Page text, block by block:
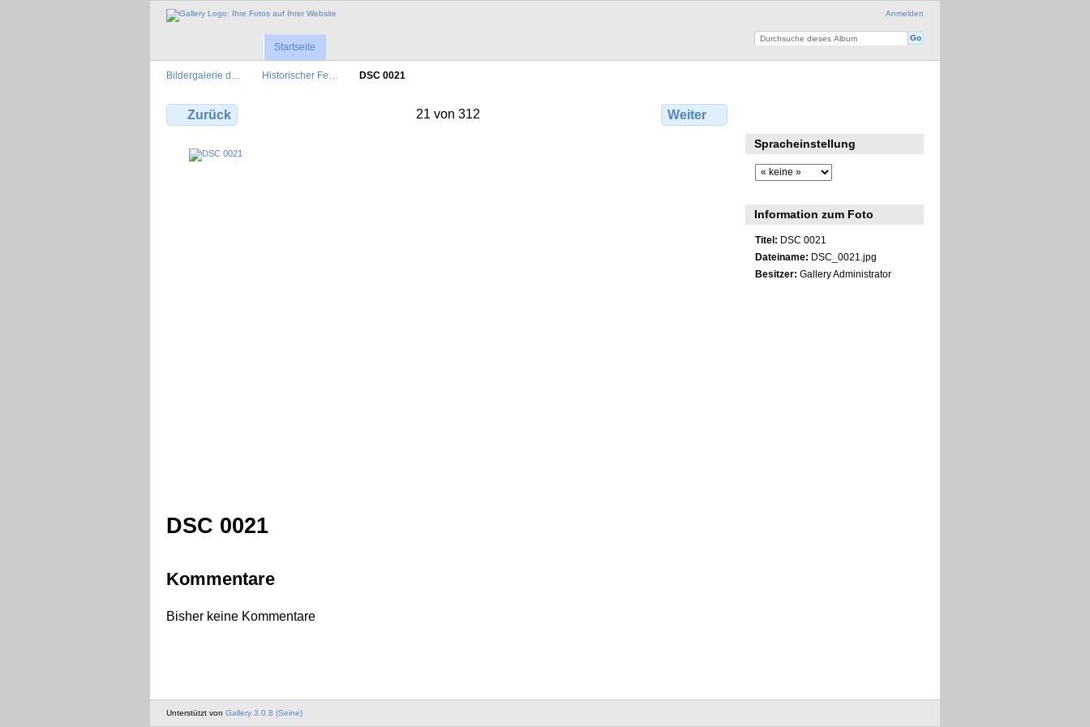
Anmelden
Startseite
Bildergalerie d… Historischer Fe… DSC 0021
Zurück 21 von 312 Weiter
DSC 0021
Kommentare
Bisher keine Kommentare
Spracheinstellung
Information zum Foto
Titel: DSC 0021
Dateiname: DSC_0021.jpg
Besitzer: Gallery Administrator
Unterstützt von Gallery 3.0.8 (Seine)